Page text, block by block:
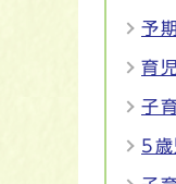
予
育
子
5歳